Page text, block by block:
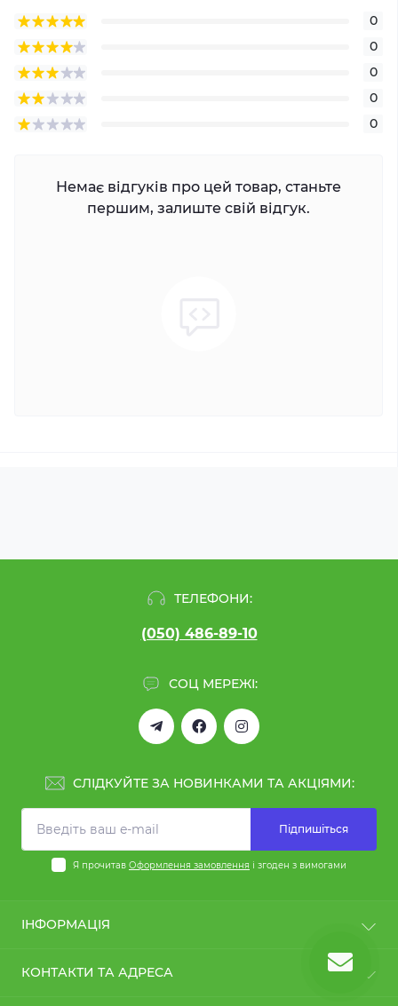
0
0
0
0
0
Немає відгуків про цей товар, станьте
першим, залиште свій відгук.
ТЕЛЕФОНИ:
(050) 486-89-10
СОЦ МЕРЕЖІ:
СЛІДКУЙТЕ ЗА НОВИНКАМИ ТА АКЦІЯМИ:
Підпишіться
Я прочитав Оформлення замовлення і згоден з вимогами
ІНФОРМАЦІЯ
Про компанію
КОНТАКТИ ТА АДРЕСА